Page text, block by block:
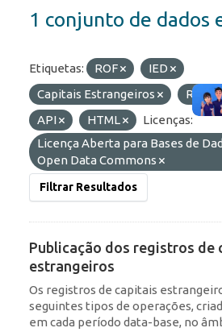
1 conjunto de dados
Etiquetas: ROF
IED
Capitais Estrangeiros
RDE
API
HTML
Licenças:
Licença Aberta para Bases de
Open Data Commons
Filtrar Resultados
Publicação dos registros de
estrangeiros
Os registros de capitais
seguintes tipos de operações,
em cada período data-base, no